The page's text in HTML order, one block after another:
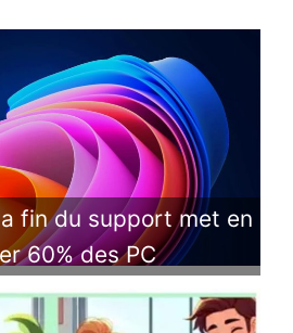
fin du support met en
60% des PC